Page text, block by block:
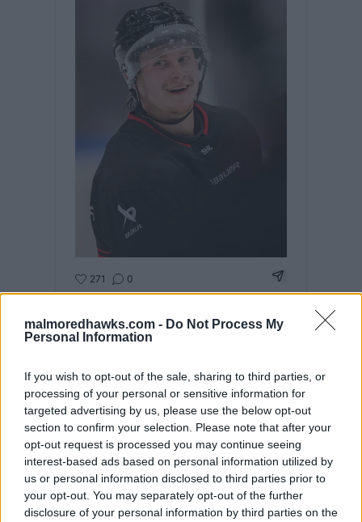
malmoredhawks.com - Do Not Process My
Personal Information
If you wish to opt-out of the sale, sharing to third parties, or
processing of your personal or sensitive information for
targeted advertising by us, please use the below opt-out
section to confirm your selection. Please note that after your
opt-out request is processed you may continue seeing
interest-based ads based on personal information utilized by
us or personal information disclosed to third parties prior to
your opt-out. You may separately opt-out of the further
disclosure of your personal information by third parties on the
271 0 Dela
lagets första gemensamma träning inför den
nya säsongen. Träffa nyförvärven, ta en selfie,
grillen och grillar korv! 🌭 📍 Malmö Arenas
träningshall 🕙 Insläpp: 10:00
malmoredhawks